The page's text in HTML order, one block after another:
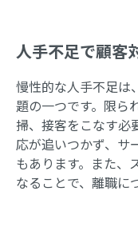
人手不足で顧客
慢性的な人手不足は
題の一つです。限ら
掃、接客をこなす必
応が追いつかず、サ
もあります。また、
なることで、離職に